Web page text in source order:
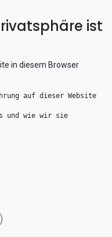
,Antennen, Solaranlagen
Formen wird eine
schützt und unnötige
extremen Bedingungen
Motorbooten, RIBs,
ist
in diesem Browser
auf dieser Website
und wie wir sie